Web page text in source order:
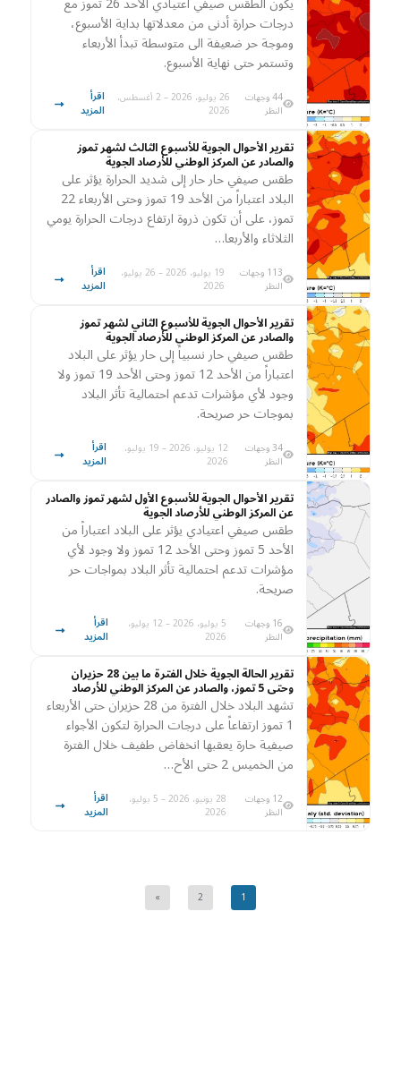
درجات حرارة أدنى من معدلاتها بداية الأسبوع،
وموجة حر ضعيفة الى متوسطة تبدأ الأربعاء
وتستمر حتى نهاية الأسبوع.
44 وجهات
النظر
26 يوليو، 2026 – 2 أغسطس،
2026
اقرأ
المزيد
تقرير الأحوال الجوية للأسبوع الثالث لشهر تموز
والصادر عن المركز الوطني للأرصاد الجوية
طقس صيفي حار حار إلى شديد الحرارة يؤثر على
البلاد اعتباراً من الأحد 19 تموز وحتى الأربعاء 22
تموز، على أن تكون ذروة ارتفاع درجات الحرارة يومي
الثلاثاء والأربعا…
113 وجهات
النظر
19 يوليو، 2026 – 26 يوليو،
2026
اقرأ
المزيد
تقرير الأحوال الجوية للأسبوع الثاني لشهر تموز
والصادر عن المركز الوطني للأرصاد الجوية
طقس صيفي حار نسبياً إلى حار يؤثر على البلاد
اعتباراً من الأحد 12 تموز وحتى الأحد 19 تموز ولا
وجود لأي مؤشرات تدعم احتمالية تأثر البلاد
بموجات حر صريحة.
34 وجهات
النظر
12 يوليو، 2026 – 19 يوليو،
2026
اقرأ
المزيد
تقرير الأحوال الجوية للأسبوع الأول لشهر تموز والصادر
عن المركز الوطني للأرصاد الجوية
طقس صيفي اعتيادي يؤثر على البلاد اعتباراً من
الأحد 5 تموز وحتى الأحد 12 تموز ولا وجود لأي
مؤشرات تدعم احتمالية تأثر البلاد بمواجات حر
صريحة.
16 وجهات
النظر
5 يوليو، 2026 – 12 يوليو،
2026
اقرأ
المزيد
تقرير الحالة الجوية خلال الفترة ما بين 28 حزيران
وحتى 5 تموز، والصادر عن المركز الوطني للأرصاد
الجوية تشهد البلاد خلال الفترة من 28 حزيران حتى الأربعاء
1 تموز ارتفاعاً على درجات الحرارة لتكون الأجواء
صيفية حارة يعقبها انخفاض طفيف خلال الفترة
من الخميس 2 حتى الأح…
12 وجهات
النظر
28 يونيو، 2026 – 5 يوليو،
2026
اقرأ
المزيد
1
2
»